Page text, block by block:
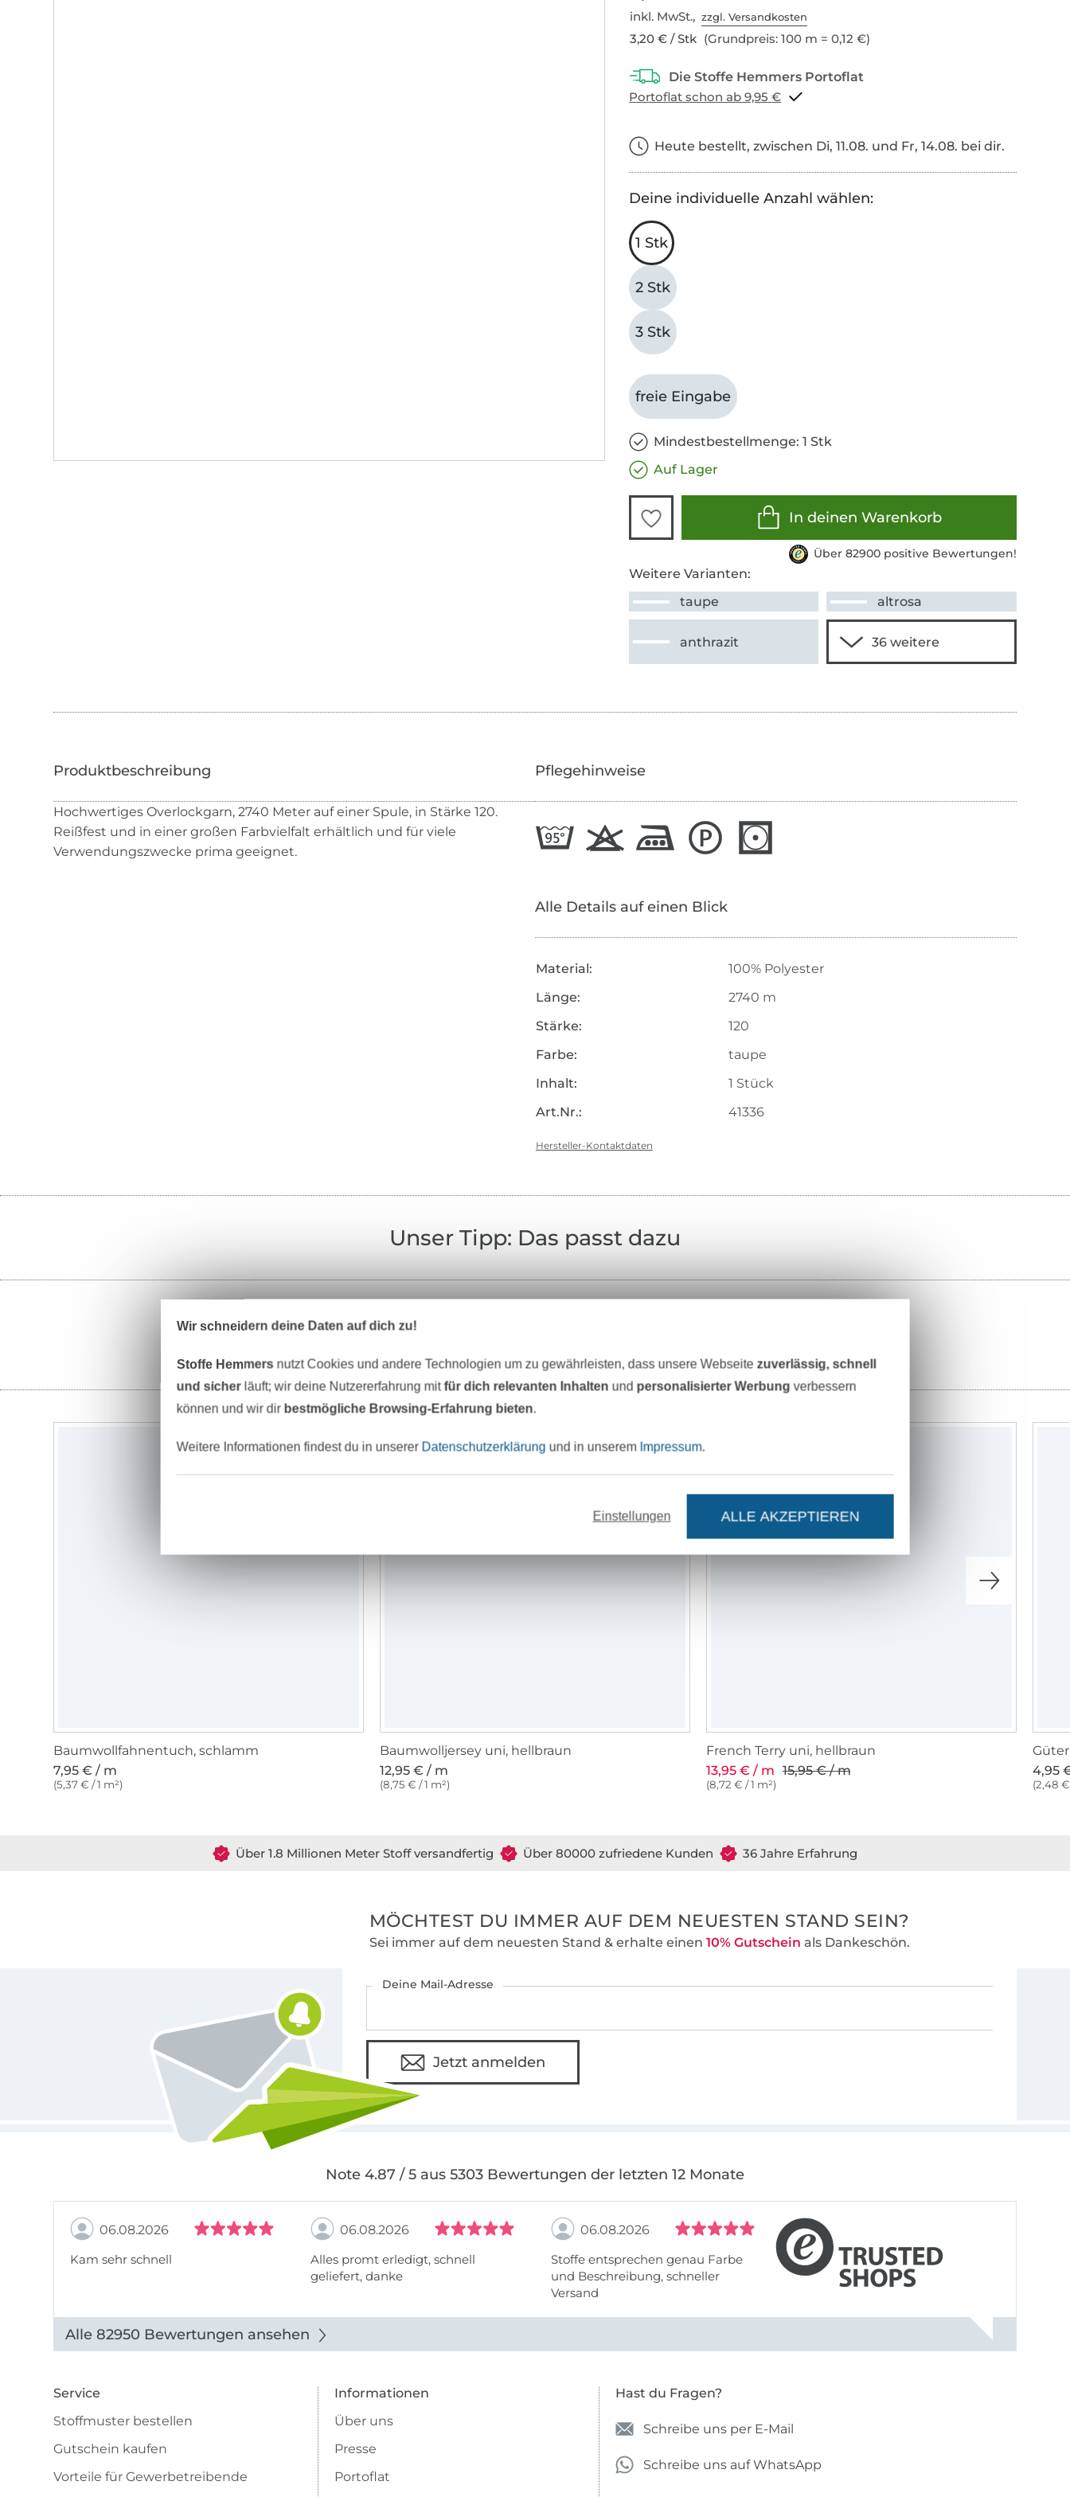
inkl. MwSt.,zzgl. Versandkosten
3,20 € / Stk (Grundpreis: 100 m = 0,12 €)
Portoflat schon ab 9,95 €
Heute bestellt, zwischen Di, 11.08. und Fr, 14.08. bei dir.
Deine individuelle Anzahl wählen:
1 Stk
2 Stk
3 Stk
freie Eingabe
Mindestbestellmenge: 1 Stk
Auf Lager
In deinen Warenkorb
Über 82900 positive Bewertungen!
Weitere Varianten:
taupe
altrosa
anthrazit
Hochwertiges Overlockgarn, 2740 Meter auf einer Spule, in Stärke 120.
Reißfest und in einer großen Farbvielfalt erhältlich und für viele
Verwendungszwecke prima geeignet.
Pflegehinweise
Alle Details auf einen Blick
Material:
100% Polyester
Länge:
2740 m
Stärke:
120
Farbe:
taupe
Inhalt:
1 Stück
Art.Nr.:
41336
Hersteller-Kontaktdaten
Unser Tipp: Das passt dazu
Stoffe Garne Nähzubehör
Baumwollfahnentuch, schlamm
7,95 € / m
(5,37 € / 1 m²)
Baumwolljersey uni, hellbraun
12,95 € / m
(8,75 € / 1 m²)
French Terry uni, hellbraun
13,95 € / m 15,95 € / m
(8,72 € / 1 m²)
4,95
(2,48
Über 1.8 Millionen Meter Stoff versandfertig Über 80000 zufriedene Kunden 36 Jahre Erfahrung
MÖCHTEST DU IMMER AUF DEM NEUESTEN STAND SEIN?
Sei immer auf dem neuesten Stand & erhalte einen 10% Gutschein als Dankeschön.
Deine Mail-Adresse
Jetzt anmelden
Note 4.87 / 5 aus 5303 Bewertungen der letzten 12 Monate
06.08.2026
Kam sehr schnell
06.08.2026
Alles promt erledigt, schnell
geliefert, danke
06.08.2026
Stoffe entsprechen genau Farbe
und Beschreibung, schneller
Versand
Alle 82950 Bewertungen ansehen
Service
Stoffmuster bestellen
Gutschein kaufen
Vorteile für Gewerbetreibende
Informationen
Über uns
Presse
Portoflat
Hast du Fragen?
Schreibe uns per E-Mail
Schreibe uns auf WhatsApp
Wir schneidern deine Daten auf dich zu!
Stoffe Hemmers nutzt Cookies und andere Technologien um zu gewährleisten, dass unsere Webseitezuverlässig, schnell
und sicherläuft; wir deine Nutzererfahrung mitfür dich relevanten Inhalten und personalisierter Werbung verbessern
können und wir dir bestmögliche Browsing-Erfahrung bieten.
Weitere Informationen findest du in unserer Datenschutzerklärung und in unserem Impressum.
Einstellungen ALLE AKZEPTIEREN